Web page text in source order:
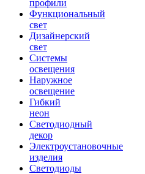
профили
Функциональный
свет
Дизайнерский
свет
Системы
освещения
Наружное
освещение
Гибкий
неон
Светодиодный
декор
Электроустановочные
изделия
Светодиоды